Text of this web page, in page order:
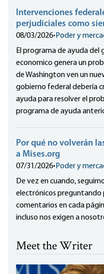
Intervenciones
perjudiciales como
08/03/2026• Poder y
El programa de ayuda
economico genera un
de Washington ven un
gobierno federal debería
ayuda para resolver el
programa de ayuda
Por qué no volverán
a Mises.org
07/31/2026• Poder y
De vez en cuando,
electrónicos preguntando
comentarios en cada
incluso nos exigen a
Meet the Writer